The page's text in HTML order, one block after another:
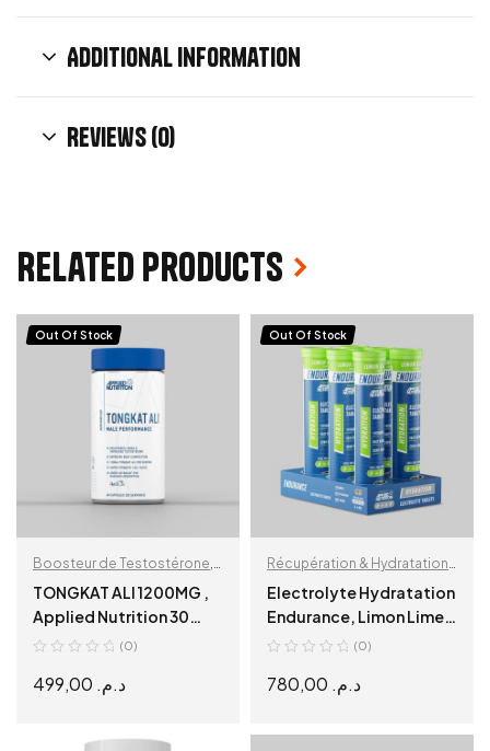
Additional information
Reviews (0)
Related products
Out Of Stock
Boosteur de Testostérone,
Sante et Bien Etre
TONGKAT ALI 1200MG ,
Applied Nutrition 30
SERVINGS
(0)
د.م.
Out Of Stock
Récupération & Hydratation,
Sante et Bien Etre
Electrolyte Hydratation
Endurance, Limon Lime,
6 x
(0)
د.م.